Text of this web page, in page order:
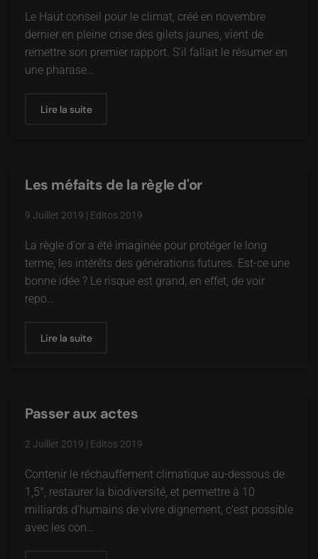
Le Haut conseil pour le climat, créé en novembre
dernier en pleine crise des gilets jaunes, vient de
remettre son premier rapport. S'il fallait le résumer en
une pharase…
Lire la suite
Les méfaits de la règle d'or
9 Juillet 2019 | Editos 2019
La règle d'or a été imaginée pour protéger le long
terme, les intérêts des générations futures. Est-ce une
bonne idée ? Le risque est grand, en effet, de voir
repo…
Lire la suite
Passer aux actes
2 Juillet 2019 | Editos 2019
Contenir le réchauffement climatique au-dessous de
1,5°, restaurer la biodiversité, et permettre à 10
milliards d'humains de vivre dignement, c'est possible
avec les con…